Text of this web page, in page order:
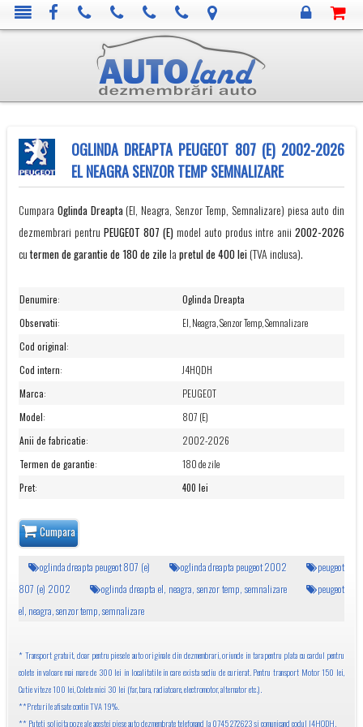
OGLINDA DREAPTA PEUGEOT 807 (E) 2002-2026
EL NEAGRA SENZOR TEMP SEMNALIZARE
Cumpara Oglinda Dreapta(El, Neagra, Senzor Temp, Semnalizare) piesa auto din
dezmembrari pentru PEUGEOT 807 (E)model auto produs intre anii2002-2026
cutermen de garantie de 180 de zile la pretul de 400 lei(TVA inclusa).
Denumire:
Oglinda Dreapta
Observatii:
El, Neagra, Senzor Temp, Semnalizare
Cod original:
Cod intern:
J4HQDH
Marca:
PEUGEOT
Model:
807 (E)
Anii de fabricatie:
2002-2026
Termen de garantie:
180 de zile
Pret: 400 lei
Cumpara
oglinda dreapta peugeot 807 (e) oglinda dreapta peugeot 2002
peugeot
807 (e) 2002
oglinda dreapta el, neagra, senzor temp, semnalizare
peugeot
el, neagra, senzor temp, semnalizare
* Transport gratuit, doar pentru piesele auto originale din dezmembrari, oriunde in tara pentru plata cu cardul pentru
colete in valoare mai mare de 300 lei in localitatile in care exista sediu de curierat. Pentru transport Motor 150 lei,
Cutie viteze 100 lei, Colete mici 30 lei (far, bara, radiatoare, electromotor, alternator etc.).
**Preturile afisate contin TVA 19%.
** Puteti solicita poze ale acestei piese auto dezmembrate telefonand la 0745 272623 si comunicand codul J4HQDH.